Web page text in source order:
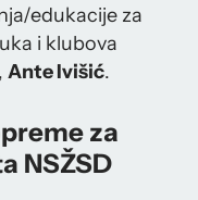
edukacije za
i klubova
, Ante Ivišić.
za
NSŽSD